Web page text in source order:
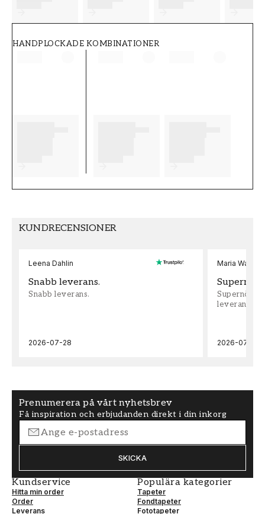
HANDPLOCKADE KOMBINATIONER
KUNDRECENSIONER
Leena Dahlin
Snabb leverans.
Snabb leverans.
2026-07-28
Maria
leveran,
2026-07-22
Prenumerera på vårt nyhetsbrev
Få inspiration och erbjudanden direkt i din inkorg
SKICKA
Kundservice
Hitta min order
Order
Leverans
Populära kategorier
Tapeter
Fondtapeter
Fototapeter